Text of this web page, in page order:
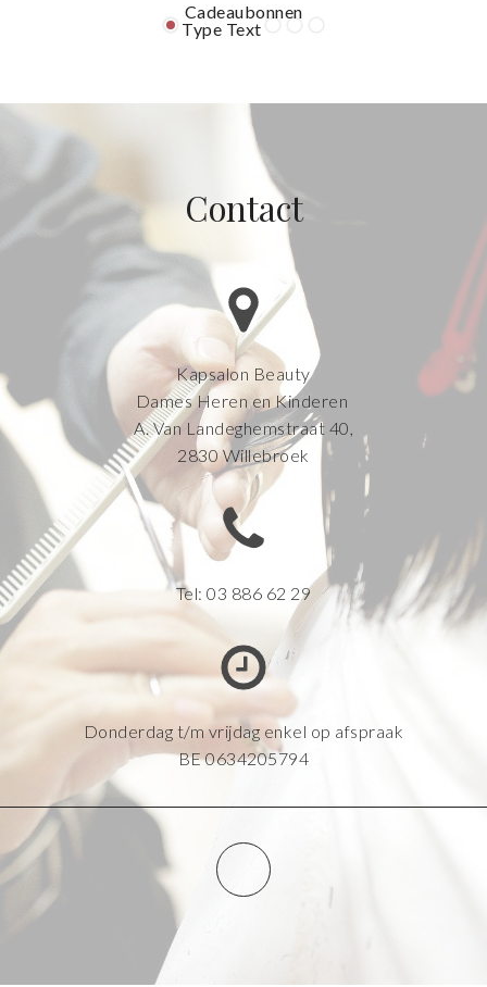
Cadeaubonnen
Type Text
Contact
Kapsalon Beauty
Dames Heren en Kinderen
A. Van Landeghemstraat 40,
2830 Willebroek
Tel: 03 886 62 29
Donderdag t/m vrijdag enkel op afspraak
BE 0634205794